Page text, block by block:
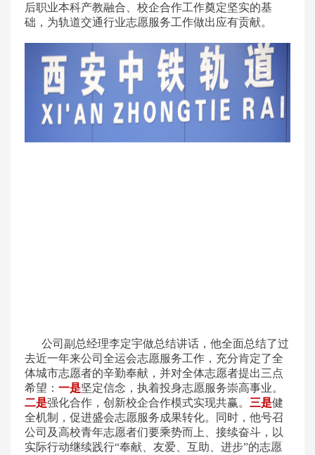
后职业本科产教融合、校企合作工作奠定坚实的基
础，为轨道交通行业志愿服务工作做出应有贡献。
公司副总经理李定宇做总结讲话，他全面总结了过
去近一年来公司全运会志愿服务工作，充分肯定了全
体城市志愿者的辛勤奉献，并对全体志愿者提出三点
希望： 一是坚定信念，执着投身志愿服务崇高事业。
二是强化合作，创新校企合作模式实现共赢。 三是健
全机制，促进盛会志愿服务成果转化。同时，他号召
公司及高校青年志愿者们要乘势而上、接续奋斗，以
实际行动继续践行“奉献、友爱、互助、进步”的志愿